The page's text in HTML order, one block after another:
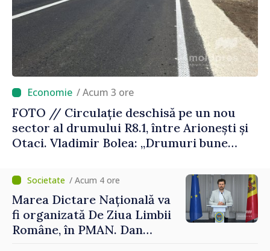
/ Acum 3 ore
FOTO // Circulație deschisă pe un nou
sector al drumului R8.1, între Arionești și
Otaci. Vladimir Bolea: „Drumuri bune
economici și cetățenilor”
/ Acum 4 ore
Marea Dictare Națională va
fi organizată De Ziua Limbii
Române, în PMAN. Dan